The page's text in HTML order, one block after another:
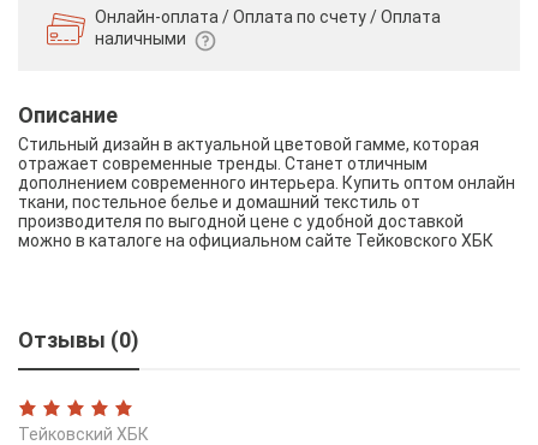
Онлайн-оплата / Оплата по счету /Оплата
наличными
Описание
Стильный дизайн в актуальной цветовой гамме, которая
отражает современные тренды. Станет отличным
дополнением современного интерьера. Купить оптом онлайн
ткани, постельное белье и домашний текстиль от
производителя по выгодной цене с удобной доставкой
можно в каталоге на официальном сайте Тейковского ХБК
Отзывы (0)
Тейковский ХБК